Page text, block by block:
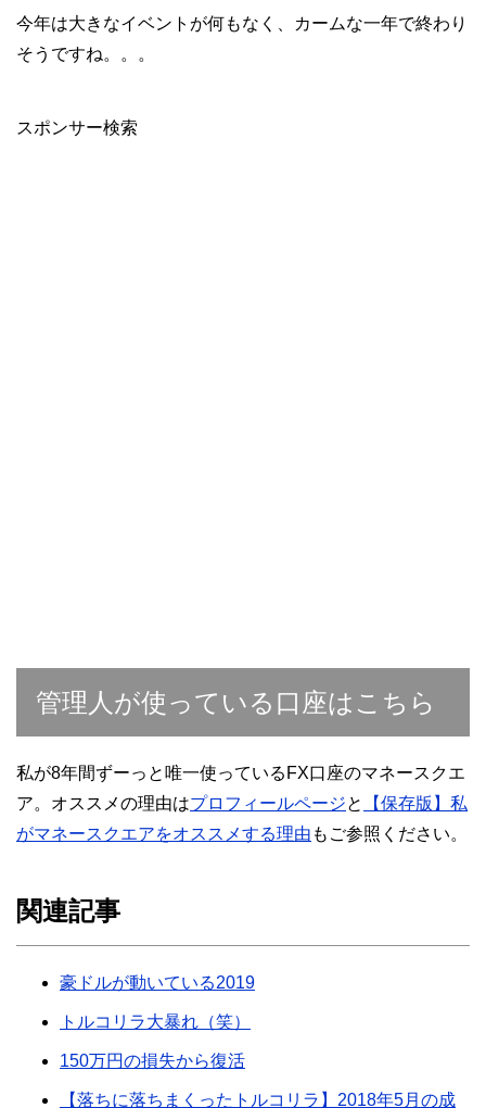
今年は大きなイベントが何もなく、カームな一年で終わり
そうですね。。。
スポンサー検索
管理人が使っている口座はこちら
私が8年間ずーっと唯一使っているFX口座のマネースクエ
ア。オススメの理由はプロフィールページと
【保存版】私
がマネースクエアをオススメする理由 もご参照ください。
関連記事
豪ドルが動いている2019
トルコリラ大暴れ（笑）
150万円の損失から復活
【落ちに落ちまくったトルコリラ】2018年5月の成